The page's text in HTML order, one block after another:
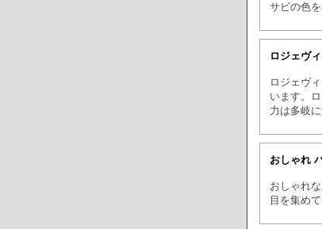
サビの色
ロジェヴ
ロジェヴ
います。
力は多岐に
おしゃれ
おしゃれ
目を集め